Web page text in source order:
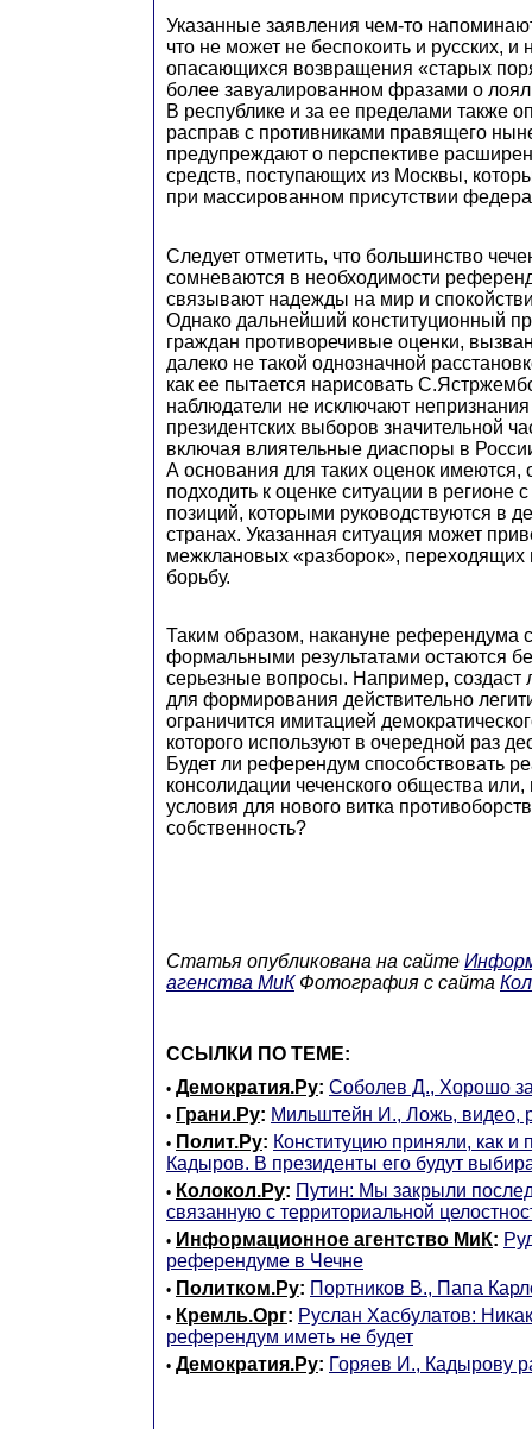
Указанные заявления чем-то
что не может не беспокоить и русских, и
опасающихся возвращения «старых
более завуалированном фразами о
В республике и за ее пределами также
расправ с противниками правящего
предупреждают о перспективе
средств, поступающих из Москвы,
при массированном присутствии
Следует отметить, что большинство
сомневаются в необходимости
связывают надежды на мир и
Однако дальнейший конституционный
граждан противоречивые оценки,
далеко не такой однозначной
как ее пытается нарисовать
наблюдатели не исключают непризнания
президентских выборов значительной
включая влиятельные диаспоры в
А основания для таких оценок имеются,
подходить к оценке ситуации в регионе
позиций, которыми руководствуются в
странах. Указанная ситуация может
межклановых «разборок»,
борьбу.
Таким образом, накануне референдума
формальными результатами остаются
серьезные вопросы. Например, создаст
для формирования действительно
ограничится имитацией
которого используют в очередной раз
Будет ли референдум способствовать
консолидации чеченского общества или,
условия для нового витка
собственность?
Статья опубликована на сайте
агенства МиК Фотография с сайта
ССЫЛКИ ПО ТЕМЕ:
• Демократия.Ру: Соболев Д., Хорошо
• Грани.Ру: Мильштейн И., Ложь, видео,
• Полит.Ру: Конституцию приняли, как и
Кадыров. В президенты его будут
• Колокол.Ру: Путин: Мы закрыли
связанную с территориальной
• Информационное агентство МиК:
референдуме в Чечне
• Политком.Ру: Портников В., Папа
• Кремль.Орг: Руслан Хасбулатов:
референдум иметь не будет
• Демократия.Ру: Горяев И., Кадырову